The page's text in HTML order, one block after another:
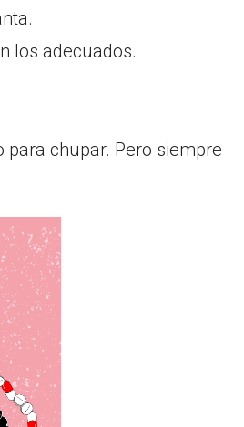
los adecuados.
chupar. Pero siempre